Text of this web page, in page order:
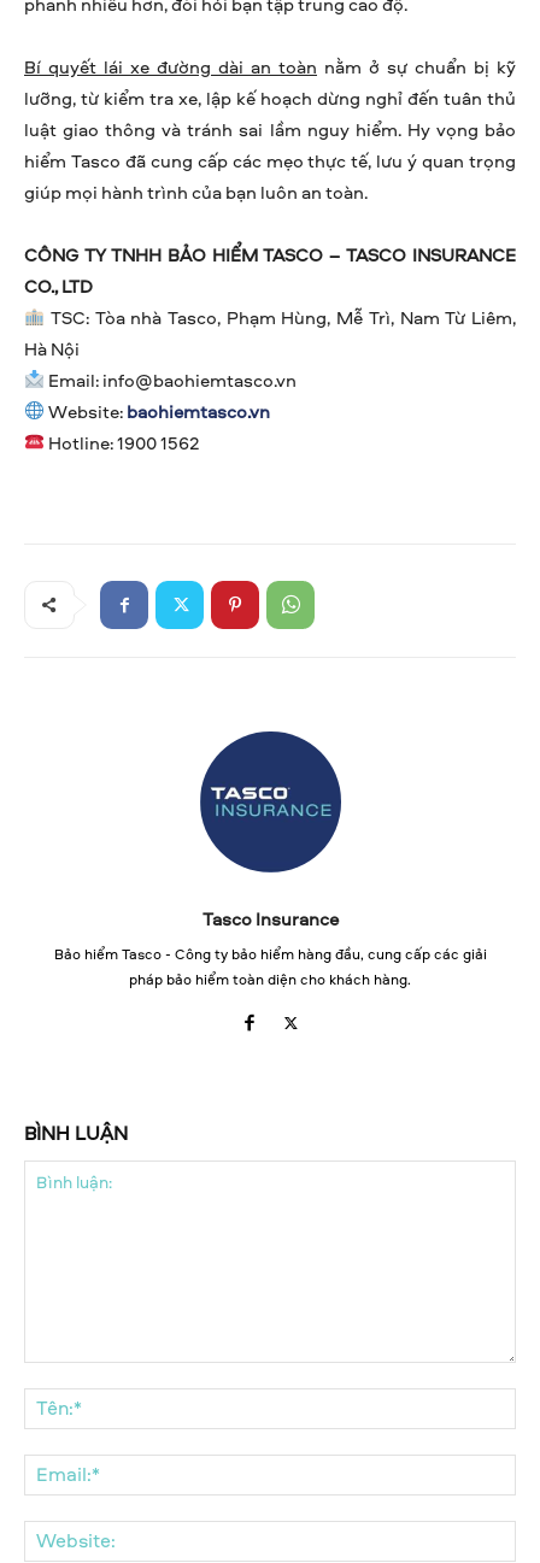
Bí quyết lái xe đường dài an toàn nằm ở sự chuẩn bị kỹ
lưỡng, từ kiểm tra xe, lập kế hoạch dừng nghỉ đến tuân thủ
luật giao thông và tránh sai lầm nguy hiểm. Hy vọng bảo
hiểm Tasco đã cung cấp các mẹo thực tế, lưu ý quan trọng
giúp mọi hành trình của bạn luôn an toàn.
CÔNG TY TNHH BẢO HIỂM TASCO – TASCO INSURANCE
CO., LTD
TSC: Tòa nhà Tasco, Phạm Hùng, Mễ Trì, Nam Từ Liêm,
Hà Nội
Email:info@baohiemtasco.vn
Website:baohiemtasco.vn
Hotline: 1900 1562
Tasco Insurance
Bảo hiểm Tasco - Công ty bảo hiểm hàng đầu, cung cấp các giải
pháp bảo hiểm toàn diện cho khách hàng.
BÌNH LUẬN
luận: